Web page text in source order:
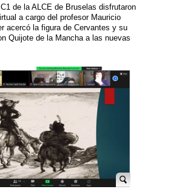
de la ALCE de Bruselas disfrutaron
a cargo del profesor Mauricio
acercó la figura de Cervantes y su
Quijote de la Mancha a las nuevas